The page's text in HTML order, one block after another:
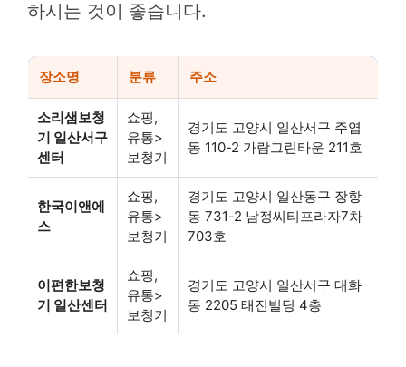
하시는 것이 좋습니다.
장소명 분류 주소
소리샘보청
기 일산서구
센터
쇼핑,
유통>
보청기
경기도 고양시 일산서구 주엽
동 110-2 가람그린타운 211호
한국이앤에
스
쇼핑,
유통>
보청기
경기도 고양시 일산동구 장항
동 731-2 남정씨티프라자7차
703호
이편한보청
기 일산센터
쇼핑,
유통>
보청기
경기도 고양시 일산서구 대화
동 2205 태진빌딩 4층